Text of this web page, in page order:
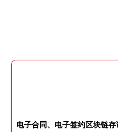
电子合同、电子签约区块链存